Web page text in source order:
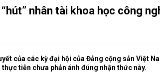
nhân tài khoa học công
của các kỳ đại hội của Đảng cộng sản Việt
tiễn chưa phản ánh đúng nhận thức này.